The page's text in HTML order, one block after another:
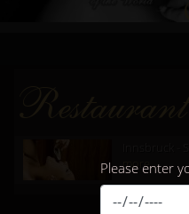
Please enter
more...